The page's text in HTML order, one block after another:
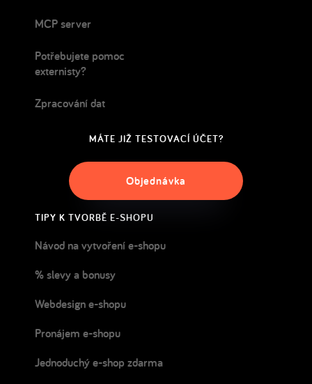
MCP server
Potřebujete pomoc
externisty?
Zpracování dat
MÁTE JIŽ TESTOVACÍ ÚČET?
Objednávka
TIPY K TVORBĚ E-SHOPU
Návod na vytvoření e-shopu
% slevy a bonusy
Webdesign e-shopu
Pronájem e-shopu
Jednoduchý e-shop zdarma